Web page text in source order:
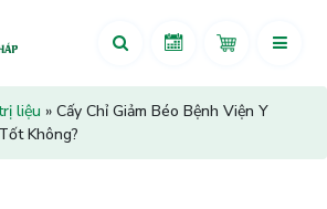
liệu » Cấy Chỉ Giảm Béo Bệnh Viện Y
Không?